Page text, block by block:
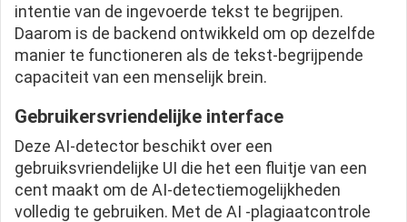
intentie van de ingevoerde tekst te begrijpen.
Daarom is de backend ontwikkeld om op dezelfde
manier te functioneren als de tekst-begrijpende
capaciteit van een menselijk brein.
Gebruikersvriendelijke interface
Deze AI-detector beschikt over een
gebruiksvriendelijke UI die het een fluitje van een
cent maakt om de AI-detectiemogelijkheden
volledig te gebruiken. Met de AI -plagiaatcontrole